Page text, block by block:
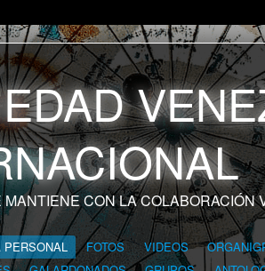
CON LA COLABORACIÓN
FOTOS VIDEOS